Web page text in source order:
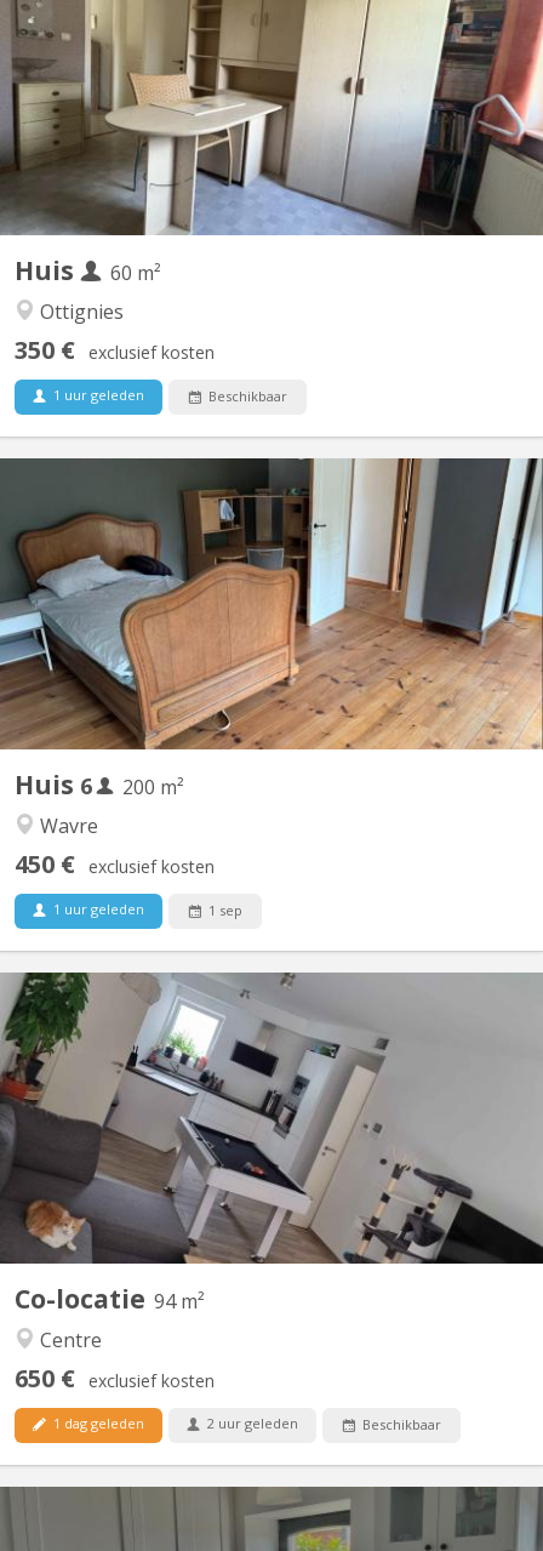
Huis
60 m²
Ottignies
350 € exclusief kosten
1 uur geleden Beschikbaar
Chambre individuelle Cuisine et salle de bain commune
Huis 6
200 m²
Wavre
450 € exclusief kosten
1 uur geleden 1 sep
KV 2096
Des places se libèrent dans une colocation de choix à Vieusart !
🔸 Deux maisons mitoyennes (4p + 2p) 🔸 Emplacement
enchanteur à Vieux-Sart, dans le lieu-dit "la Place" 🔸 Cadre
bucolique, propice à de nombreuses balades 🔸 Cour orientée
sud 🔸 Bail annuel renouvelable 🔸 Chaque maison offre...
Co-locatie 94 m²
Centre
650 € exclusief kosten
1 dag geleden 2 uur geleden Beschikbaar
Bonjour, La seconde chambre se libère dans un appart 2
chambres. idéale pour un premier emménagement, tout est
meublé sauf la chambre. Disponible a partir du 15 septembre
2026, négociable plus tôt (début aout). La chambre fait 9M² dans
un appartement au centre de Courbevoie derrière l'esplanade à...
KV 2223